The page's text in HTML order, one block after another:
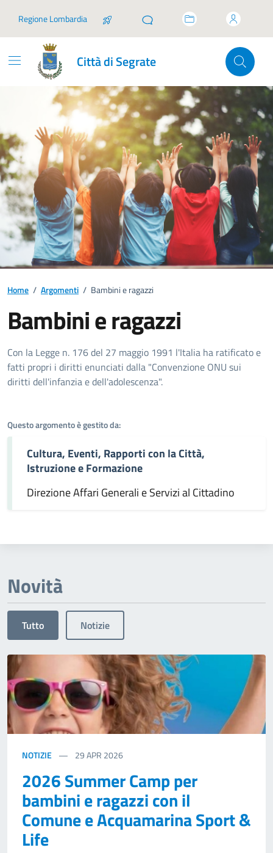
Regione Lombardia
Città di Segrate
Home / Argomenti / Bambini e ragazzi
Bambini e ragazzi
Dettagli dell'argomento
Con la Legge n. 176 del 27 maggio 1991 l'Italia ha ratificato e
fatti propri i diritti enunciati dalla "Convenzione ONU sui
diritti dell'infanzia e dell'adolescenza".
Questo argomento è gestito da:
Cultura, Eventi, Rapporti con la Città,
Istruzione e Formazione
Direzione Affari Generali e Servizi al Cittadino
Novità
Tutto Notizie
NOTIZIE 29APR 2026
2026 Summer Camp per
bambini e ragazzi con il
Comune e Acquamarina Sport &
Life